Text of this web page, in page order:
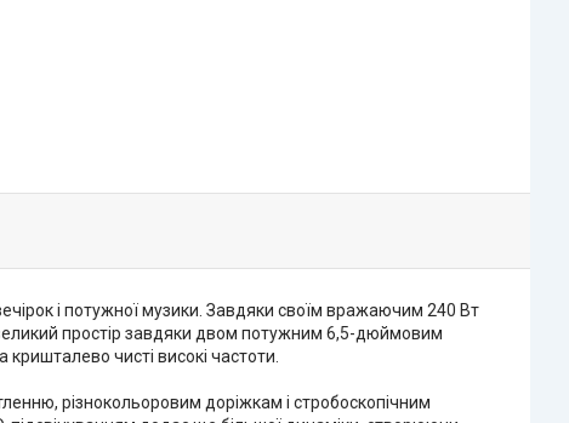
і потужної музики. Завдяки своїм вражаючим 240 Вт
простір завдяки двом потужним 6,5-дюймовим
чисті високі частоти.
різнокольоровим доріжкам і стробоскопічним